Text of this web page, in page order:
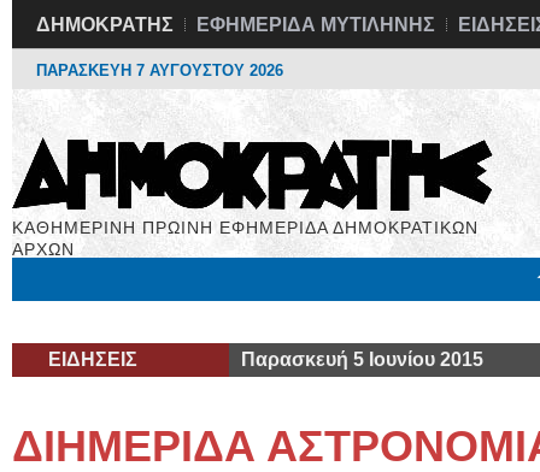
ΔΗΜΟΚΡΑΤΗΣ ΕΦΗΜΕΡΙΔΑ ΜΥΤΙΛΗΝΗΣ
ΠΑΡΑΣΚΕΥΗ 7 ΑΥΓΟΥΣΤΟΥ 2026
ΚΑΘΗΜΕΡΙΝΗ ΠΡΩΙΝΗ ΕΦΗΜΕΡΙΔΑ ΔΗΜΟΚΡΑΤΙΚΩΝ
ΑΡΧΩΝ
ΕΙΔΗΣΕΙΣ Παρασκευή 5 Ιουνίου 2015
ΔΙΗΜΕΡΙΔΑ